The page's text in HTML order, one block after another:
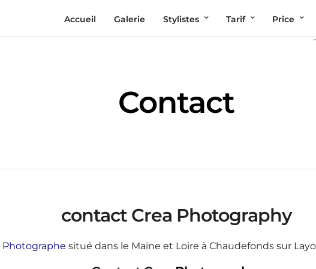
Accueil Galerie Stylistes Tarif Price
Contact
contact Crea Photography
Photographe situé dans le Maine et Loire à Chaudefonds sur